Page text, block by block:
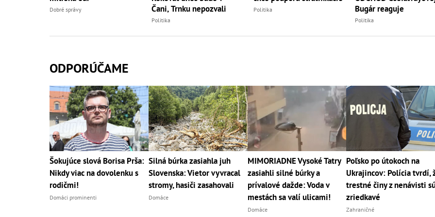
Dobré správy
Čani, Trnku nepozvali
Politika
Politika
Bugár reaguje
Politika
ODPORÚČAME
Šokujúce slová Borisa Prša:
Nikdy viac na dovolenku s
rodičmi!
Domáci prominenti
Silná búrka zasiahla juh
Slovenska: Vietor vyvracal
stromy, hasiči zasahovali
Domáce
MIMORIADNE Vysoké Tatry
zasiahli silné búrky a
prívalové dažde: Voda v
mestách sa valí ulicami!
Domáce
Poľsko po útokoch na
Ukrajincov: Polícia tvrdí,
trestné činy z nenávisti
zriedkavé
Zahraničné